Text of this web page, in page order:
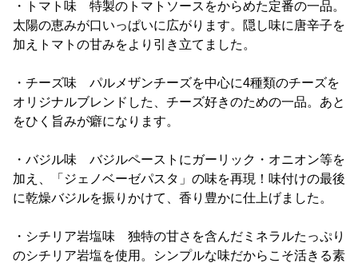
・トマト味 特製のトマトソースをからめた定番の一品。
太陽の恵みが口いっぱいに広がります。隠し味に唐辛子を
加えトマトの甘みをより引き立てました。
・チーズ味 パルメザンチーズを中心に4種類のチーズを
オリジナルブレンドした、チーズ好きのための一品。あと
をひく旨みが癖になります。
・バジル味 バジルペーストにガーリック・オニオン等を
加え、「ジェノベーゼパスタ」の味を再現！味付けの最後
に乾燥バジルを振りかけて、香り豊かに仕上げました。
・シチリア岩塩味 独特の甘さを含んだミネラルたっぷり
のシチリア岩塩を使用。シンプルな味だからこそ活きる素